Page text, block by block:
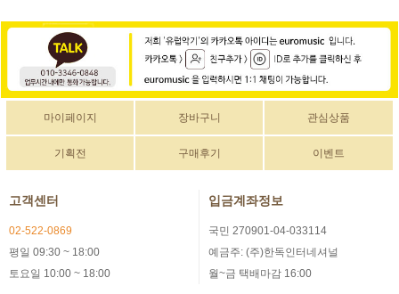
마이페이지 장바구니 관심상품
기획전 구매후기 이벤트
고객센터
02-522-0869
평일 09:30 ~ 18:00
토요일 10:00 ~ 18:00
입금계좌정보
국민 270901-04-033114
예금주: (주)한독인터네셔널
월~금 택배마감 16:00